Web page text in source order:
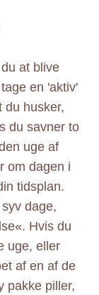
at blive
en 'aktiv'
du husker,
du savner to
uge af
om dagen i
tidsplan.
dage,
Hvis du
uge, eller
af en af de
pakke piller,